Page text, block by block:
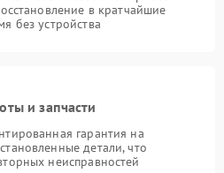
в кратчайшие
без устройства
и запчасти
гарантия на
детали, что
неисправностей